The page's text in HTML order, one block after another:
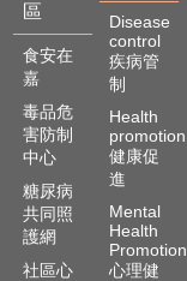
區
食安在
嘉
毒品危
害防制
中心
糖尿病
共同照
護網
社區心
Disease
control
疾病管
制
Health
promotion
健康促
進
Mental
Health
Promotion
心理健